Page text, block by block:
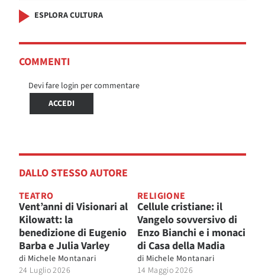
ESPLORA CULTURA
COMMENTI
Devi fare login per commentare
ACCEDI
DALLO STESSO AUTORE
TEATRO
Vent’anni di Visionari al
Kilowatt: la
benedizione di Eugenio
Barba e Julia Varley
di Michele Montanari
24 Luglio 2026
RELIGIONE
Cellule cristiane: il
Vangelo sovversivo di
Enzo Bianchi e i monaci
di Casa della Madia
di Michele Montanari
14 Maggio 2026